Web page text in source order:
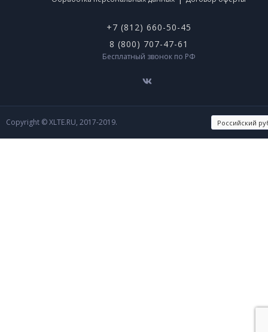
+7 (812) 660-50-45
8 (800) 707-47-61
Бесплатный звонок по РФ
Copyright © XLTE.RU, 2017-2019.